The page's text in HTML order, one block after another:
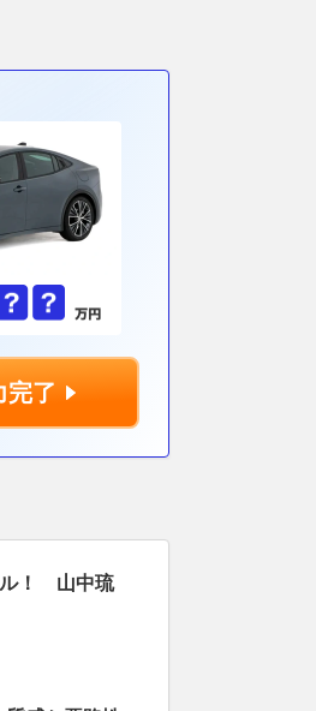
完了
ル！ 山中琉